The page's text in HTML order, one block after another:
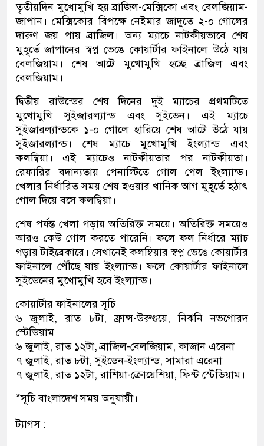
তৃতীয়দিন মুখোমুখি হয় ব্রাজিল-মেক্সিকো এবং বেলজিয়াম-
জাপান। মেক্সিকোর বিপক্ষে নেইমার জাদুতে ২-০ গোলের
দারুণ জয় পায় ব্রাজিল। অন্য ম্যাচে নাটকীয়ভাবে শেষ
মুহূর্তে জাপানের স্বপ্ন ভেঙে কোয়ার্টার ফাইনালে উঠে যায়
বেলজিয়াম। শেষ আটে মুখোমুখি হচ্ছে ব্রাজিল এবং
বেলজিয়াম।
দ্বিতীয় রাউন্ডের শেষ দিনের দুই ম্যাচের প্রথমটিতে
মুখোমুখি সুইজারল্যান্ড এবং সুইডেন। এই ম্যাচে
সুইজারল্যান্ডকে ১-০ গোলে হারিয়ে শেষ আটে উঠে যায়
সুইজারল্যান্ড। শেষ ম্যাচে মুখোমুখি ইংল্যান্ড এবং
কলম্বিয়া। এই ম্যাচেও নাটকীয়তার পর নাটকীয়তা।
রেফারির বদান্যতায় পেনাল্টিতে গোল পেল ইংল্যান্ড।
খেলার নির্ধারিত সময় শেষ হওয়ার খানিক আগ মুহূর্তে হঠাৎ
গোল দিয়ে বসে কলম্বিয়া।
শেষ পর্যন্ত খেলা গড়ায় অতিরিক্ত সময়ে। অতিরিক্ত সময়েও
আরও কেউ গোল করতে পারেনি। ফলে ফল নির্ধারে ম্যাচ
গড়ায় টাইব্রেকারে। সেখানেই কলম্বিয়ার স্বপ্ন ভেঙে কোয়ার্টার
ফাইনালে পৌঁছে যায় ইংল্যান্ড। ফলে কোয়ার্টার ফাইনালে
সুইডেনের মুখোমুখি হবে ইংল্যান্ড।
কোয়ার্টার ফাইনালের সূচি
৬ জুলাই, রাত ৮টা, ফ্রান্স-উরুগুয়ে, নিঝনি নভগোরদ
স্টেডিয়াম
৬ জুলাই, রাত ১২টা, ব্রাজিল-বেলজিয়াম, কাজান এরেনা
৭ জুলাই, রাত ৮টা, সুইডেন-ইংল্যান্ড, সামারা এরেনা
৭ জুলাই, রাত ১২টা, রাশিয়া-ক্রোয়েশিয়া, ফিশ্ট স্টেডিয়াম।
*সূচি বাংলাদেশ সময় অনুযায়ী।
ট্যাগস :